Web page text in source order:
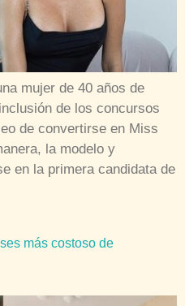
mujer de 40 años de
de los concursos
de convertirse en Miss
la modelo y
en la primera candidata de
más costoso de